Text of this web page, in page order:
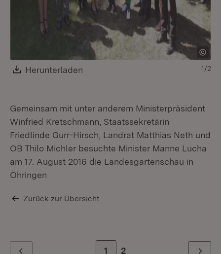
Download:
Herunterladen 1/2
Gemeinsam mit unter anderem Ministerpräsident
Winfried Kretschmann, Staatssekretärin
Friedlinde Gurr-Hirsch, Landrat Matthias Neth und
OB Thilo Michler besuchte Minister Manne Lucha
am 17. August 2016 die Landesgartenschau in
Öhringen
Zurück zur Übersicht
Zur Seite
1 Zur letzten Seite
2